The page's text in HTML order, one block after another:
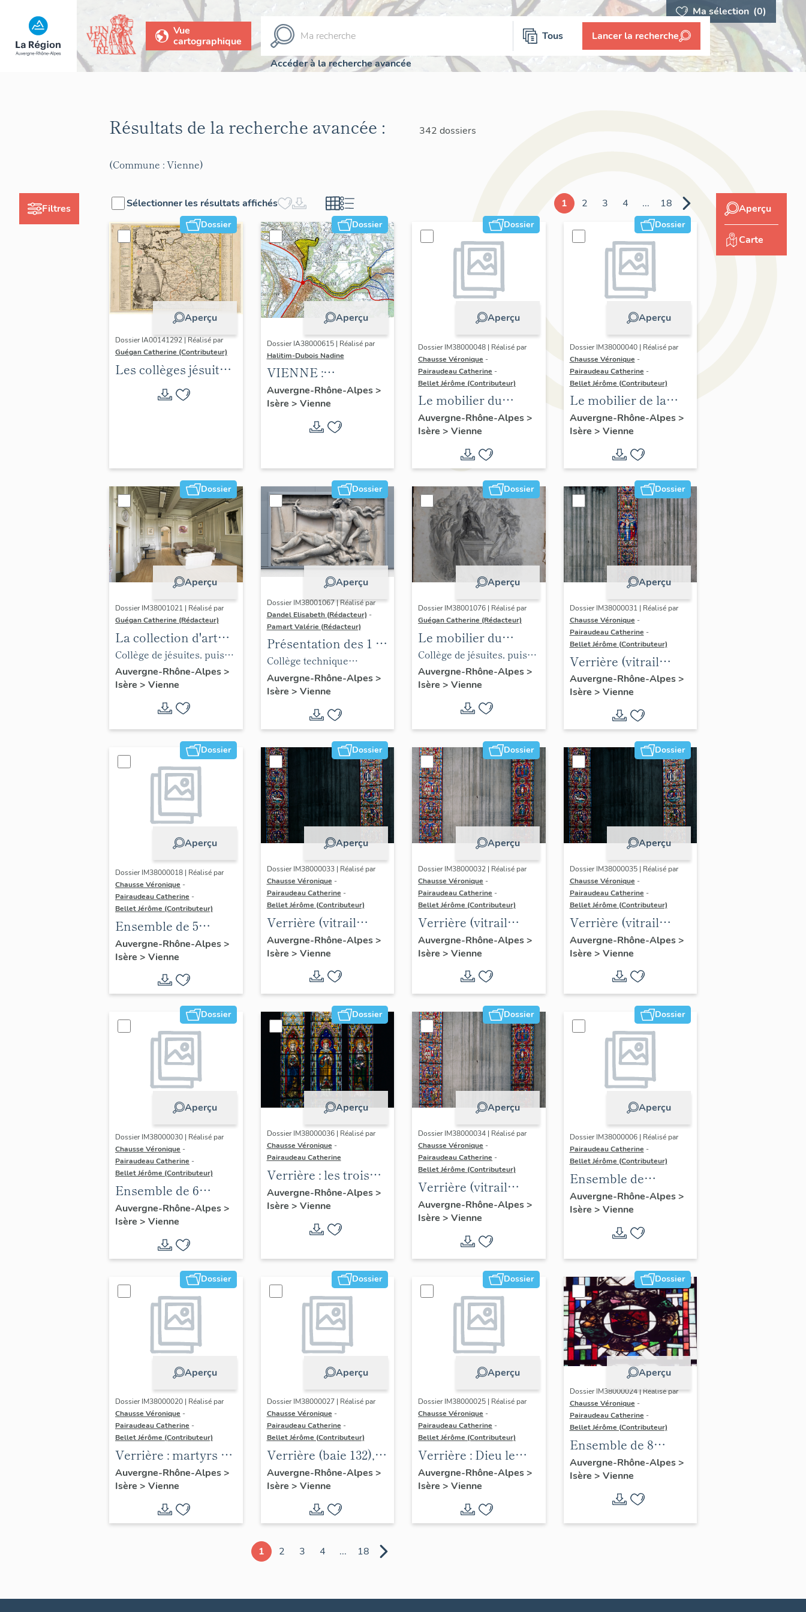
Ma sélection (0)
Vue
cartographique
Tous Lancer la recherche
Accéder à la recherche avancée
Filtres
Résultats de la recherche avancée : 342 dossiers
(Commune : Vienne)
Sélectionner les résultats affichés 1 2 3 4 ... 18
Dossier
Aperçu
Dossier IA00141292 | Réalisé par
Guégan Catherine (Contributeur)
Les collèges jésuites
d'Ancien Régime
(1556-1763) dans la
COURS)
Dossier
Aperçu
Dossier IA38000615 | Réalisé par
Halitim-Dubois Nadine
VIENNE :
Patrimoine
industriel et habitat :
la Vallée de la Gère
et le quartier
présentation de
l'étude.
Auvergne-Rhône-Alpes>
Isère > Vienne
Dossier
Aperçu
Dossier IM38000048 | Réalisé par
Chausse Véronique -
Pairaudeau Catherine -
Bellet Jérôme (Contributeur)
Le mobilier du
musée des beaux
arts et d' archéologie
Auvergne-Rhône-Alpes>
Isère > Vienne
Dossier
Aperçu
Dossier IM38000040 | Réalisé par
Chausse Véronique -
Pairaudeau Catherine -
Bellet Jérôme (Contributeur)
Le mobilier de la
cathédrale Saint-
Maurice
Auvergne-Rhône-Alpes>
Isère > Vienne
Dossier
Aperçu
Dossier IM38001021 | Réalisé par
Guégan Catherine (Rédacteur)
La collection d'art
contemporain du
collège François-
Ponsard
Collège de jésuites, puis
institut national, école
centrale supplémentaire,
école communale
communal et école
pratique de commerce et
d'industrie, lycée,
actuellement collège
François-Ponsard
Auvergne-Rhône-Alpes>
Isère > Vienne
Dossier
Aperçu
Dossier IM38001067 | Réalisé par
Dandel Elisabeth (Rédacteur) -
Pamart Valérie (Rédacteur)
Présentation des 1 %
du lycée Galilée
Collège technique
national, puis lycée
technique, actuellement
lycée polyvalent Galilée
Auvergne-Rhône-Alpes>
Isère > Vienne
Dossier
Aperçu
Dossier IM38001076 | Réalisé par
Guégan Catherine (Rédacteur)
Le mobilier du
collège François
Ponsard
Collège de jésuites, puis
institut national, école
centrale supplémentaire,
école communale
communal et école
pratique de commerce et
d'industrie, lycée,
actuellement collège
François-Ponsard
Auvergne-Rhône-Alpes>
Isère > Vienne
Dossier
Aperçu
Dossier IM38000031 | Réalisé par
Chausse Véronique -
Pairaudeau Catherine -
Bellet Jérôme (Contributeur)
Verrière (vitrail
archéologique) :
cycle de la
rédemption (baie 0)
Auvergne-Rhône-Alpes>
Isère > Vienne
Dossier
Aperçu
Dossier IM38000018 | Réalisé par
Chausse Véronique -
Pairaudeau Catherine -
Bellet Jérôme (Contributeur)
Ensemble de 5
verrières figurées :
figures de saints
Auvergne-Rhône-Alpes>
Isère > Vienne
Dossier
Aperçu
Dossier IM38000033 | Réalisé par
Chausse Véronique -
Pairaudeau Catherine -
Bellet Jérôme (Contributeur)
Verrière (vitrail
archéologique) :
martyres de la
région viennoise
Auvergne-Rhône-Alpes>
Isère > Vienne
Dossier
Aperçu
Dossier IM38000032 | Réalisé par
Chausse Véronique -
Pairaudeau Catherine -
Bellet Jérôme (Contributeur)
Verrière (vitrail
archéologique) :
événements de
l'histoire religieuse
viennoise (baie 1)
Auvergne-Rhône-Alpes>
Isère > Vienne
Dossier
Aperçu
Dossier IM38000035 | Réalisé par
Chausse Véronique -
Pairaudeau Catherine -
Bellet Jérôme (Contributeur)
Verrière (vitrail
archéologique) :
principaux
confesseurs de
Auvergne-Rhône-Alpes>
Isère > Vienne
Dossier
Aperçu
Dossier IM38000030 | Réalisé par
Chausse Véronique -
Pairaudeau Catherine -
Bellet Jérôme (Contributeur)
Ensemble de 6
verrières figurées
Auvergne-Rhône-Alpes>
Isère > Vienne
Dossier
Aperçu
Dossier IM38000036 | Réalisé par
Chausse Véronique -
Pairaudeau Catherine
Verrière : les trois
Vertus théologales
(baie 5), verrière à
personnages
Auvergne-Rhône-Alpes>
Isère > Vienne
Dossier
Aperçu
Dossier IM38000034 | Réalisé par
Chausse Véronique -
Pairaudeau Catherine -
Bellet Jérôme (Contributeur)
Verrière (vitrail
archéologique) :
événements de
l'histoire religieuse
de Vienne (baie 3)
Auvergne-Rhône-Alpes>
Isère > Vienne
Dossier
Aperçu
Dossier IM38000006 | Réalisé par
Pairaudeau Catherine -
Bellet Jérôme (Contributeur)
Ensemble de
fragments de
verrières provenant
de la cathédrale (10
Auvergne-Rhône-Alpes>
Isère > Vienne
Dossier
Aperçu
Dossier IM38000020 | Réalisé par
Chausse Véronique -
Pairaudeau Catherine -
Bellet Jérôme (Contributeur)
Verrière : martyrs de
la légion thébaine
(baie 101), verrière à
personnages
Auvergne-Rhône-Alpes>
Isère > Vienne
Dossier
Aperçu
Dossier IM38000027 | Réalisé par
Chausse Véronique -
Pairaudeau Catherine -
Bellet Jérôme (Contributeur)
Verrière (baie 132),
verrière héraldique
Auvergne-Rhône-Alpes>
Isère > Vienne
Dossier
Aperçu
Dossier IM38000025 | Réalisé par
Chausse Véronique -
Pairaudeau Catherine -
Bellet Jérôme (Contributeur)
Verrière : Dieu le
Père (baie 115),
verrière à
personnages
Auvergne-Rhône-Alpes>
Isère > Vienne
Dossier
Aperçu
Dossier IM38000024 | Réalisé par
Chausse Véronique -
Pairaudeau Catherine -
Bellet Jérôme (Contributeur)
Ensemble de 8
verrières : ensemble
de 8 verrières
géométriques ornées
d'un écu armorié
(baie 105, 106, 107,
Auvergne-Rhône-Alpes>
Isère > Vienne
1 2 3 4 ... 18
Aperçu
Carte